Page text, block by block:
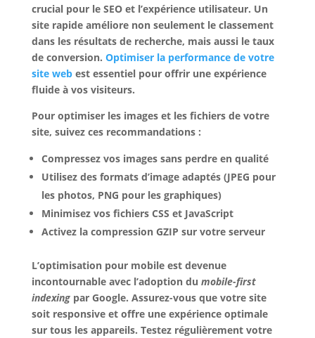
crucial pour le SEO et l’expérience utilisateur. Un
site rapide améliore non seulement le classement
dans les résultats de recherche, mais aussi le taux
de conversion. Optimiser la performance de votre
site webest essentiel pour offrir une expérience
fluide à vos visiteurs.
Pour optimiser les images et les fichiers de votre
site, suivez ces recommandations :
Compressez vos images sans perdre en qualité
Utilisez des formats d’image adaptés (JPEG pour
les photos, PNG pour les graphiques)
Minimisez vos fichiers CSS et JavaScript
Activez la compression GZIP sur votre serveur
L’optimisation pour mobile est devenue
incontournable avec l’adoption du mobile-first
indexingpar Google. Assurez-vous que votre site
soit responsive et offre une expérience optimale
sur tous les appareils. Testez régulièrement votre